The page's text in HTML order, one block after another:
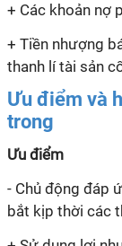
+ Các khoản nợ
+ Tiền nhượng
thanh lí tài sản
Ưu điểm và
trong
Ưu điểm
- Chủ động đáp
bắt kịp thời các